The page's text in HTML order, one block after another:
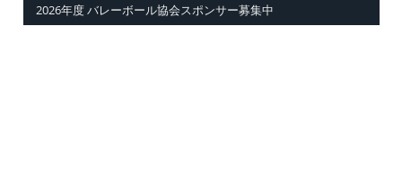
2026年度 バレーボール協会スポンサー募集中